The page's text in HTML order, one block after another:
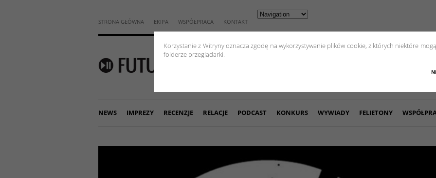
Korzystanie z Witryny oznacza zgodę na wykorzystywanie plików cookie, z których niektóre
folderze przeglądarki.
STRONA GŁÓWNA EKIPA WSPÓŁPRACA KONTAKT
NEWS IMPREZY RECENZJE RELACJE PODCAST KONKURS WYWIADY FELIETONY